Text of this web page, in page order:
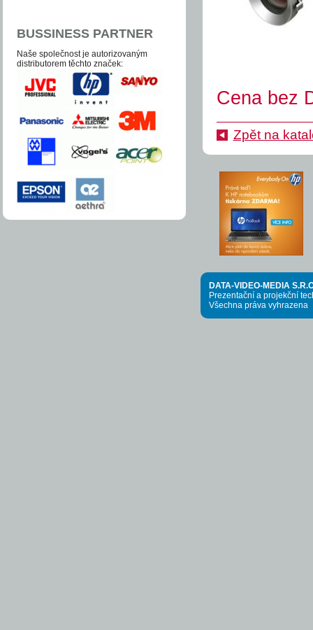
BUSSINESS PARTNER
Naše společnost je auto­­ri­zo­va­ným
distri­bu­to­­rem těchto zna­ček:
Cena bez
Zpět na
DATA-VIDEO-MEDIA
Prezentační a projekční
Všechna práva vyhrazena